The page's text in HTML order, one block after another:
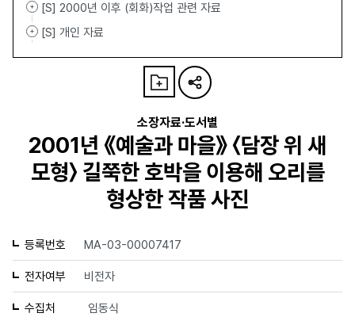
[S] 2000년 이후 (회화)작업 관련 자료
[S] 개인 자료
소장자료·도서별
2001년 《예술과 마을》 〈담장 위 새
모형〉 길쭉한 호박을 이용해 오리를
형상한 작품 사진
등록번호 MA-03-00007417
전자여부 비전자
수집처 임동식